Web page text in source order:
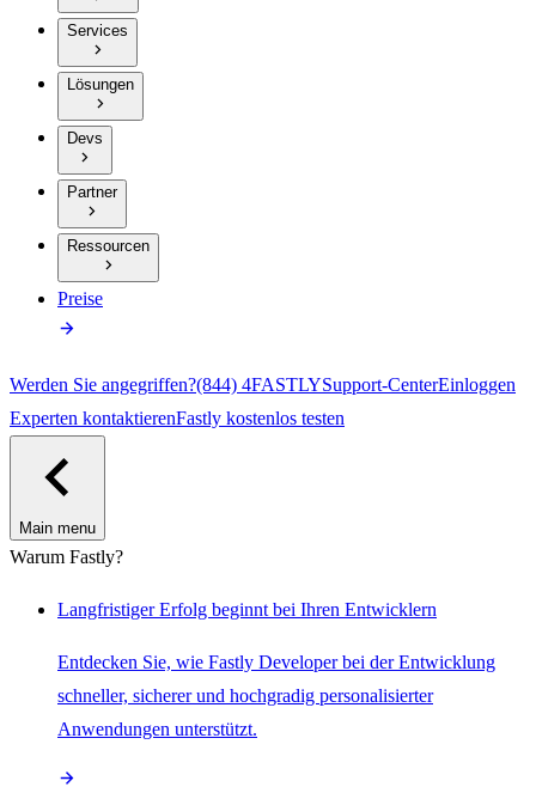
Services
Lösungen
Devs
Partner
Ressourcen
Preise
Werden Sie angegriffen?(844) 4FASTLYSupport-CenterEinloggen
Experten kontaktierenFastly kostenlos testen
Main menu
Warum Fastly?
Langfristiger Erfolg beginnt bei Ihren Entwicklern
Entdecken Sie, wie Fastly Developer bei der Entwicklung
schneller, sicherer und hochgradig personalisierter
Anwendungen unterstützt.